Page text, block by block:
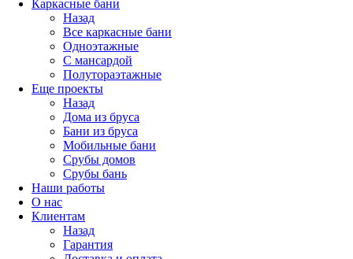
Каркасные бани
Назад
Все каркасные бани
Одноэтажные
С мансардой
Полутораэтажные
Еще проекты
Назад
Дома из бруса
Бани из бруса
Мобильные бани
Срубы домов
Срубы бань
Наши работы
О нас
Клиентам
Назад
Гарантия